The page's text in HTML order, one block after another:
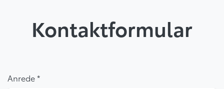
Kontaktformular
Anrede *